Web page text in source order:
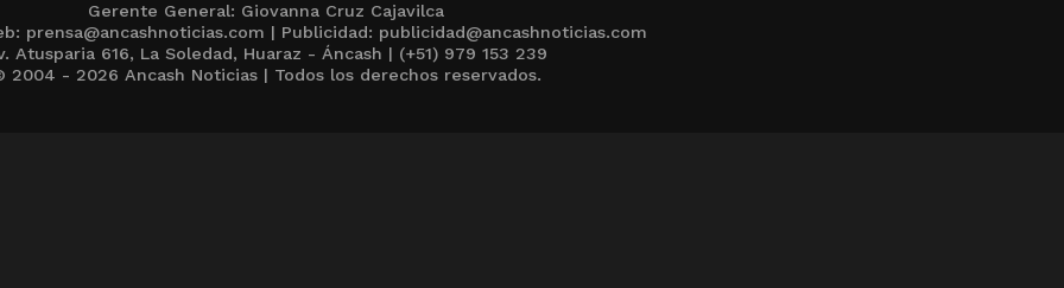
Gerente General: Giovanna Cruz Cajavilca
prensa@ancashnoticias.com | Publicidad: publicidad@ancashnoticias.com
Atusparia 616, La Soledad, Huaraz - Áncash | (+51) 979 153 239
2004 - 2026 Ancash Noticias | Todos los derechos reservados.